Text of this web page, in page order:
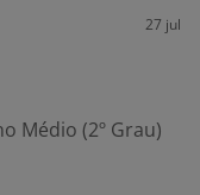
27 jul
Médio (2º Grau)